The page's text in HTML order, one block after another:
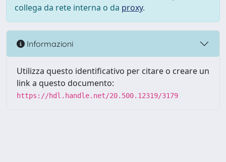
collega da rete interna o da proxy.
Informazioni
Utilizza questo identificativo per citare o creare un
link a questo documento:
https://hdl.handle.net/20.500.12319/3179